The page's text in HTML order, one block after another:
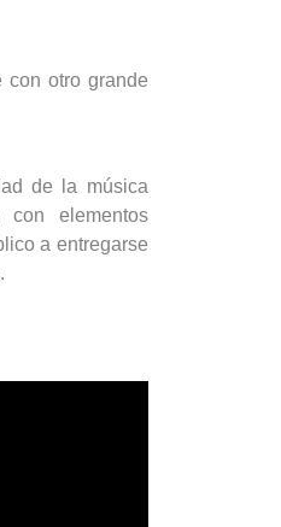
con otro grande
de la música
con elementos
a entregarse